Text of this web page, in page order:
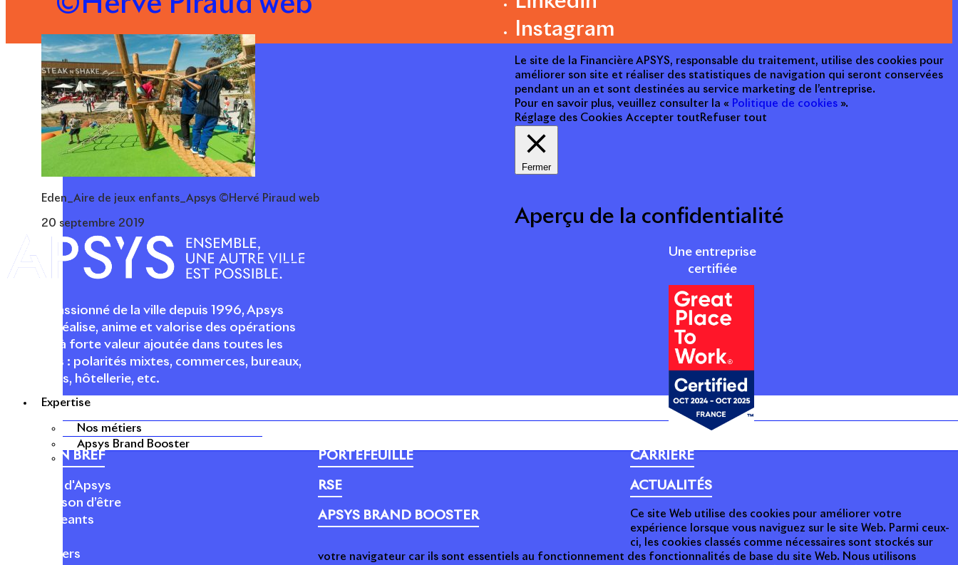
Expertise
Nos métiers
Apsys Brand Booster
Eden_Aire de jeux enfants_Apsys ©Hervé Piraud web
20 septembre 2019
Acteur passionné de la ville depuis 1996, Apsys
conçoit, réalise, anime et valorise des opérations
urbaines à forte valeur ajoutée dans toutes les
fonctions : polarités mixtes, commerces, bureaux,
logements, hôtellerie, etc.
Une entreprise
certifiée
APSYS EN BREF
À propos d'Apsys
Notre raison d’être
Nos dirigeants
Nos métiers
PORTEFEUILLE
RSE
APSYS BRAND BOOSTER
CARRIÈRE
ACTUALITÉS
Instagram
Le site de la Financière APSYS, responsable du traitement, utilise des cookies pour
améliorer son site et réaliser des statistiques de navigation qui seront conservées
pendant un an et sont destinées au service marketing de l’entreprise.
Pour en savoir plus, veuillez consulter la « Politique de cookies ».
Réglage des Cookies Accepter tout Refuser tout
Fermer
Aperçu de la confidentialité
Ce site Web utilise des cookies pour améliorer votre
expérience lorsque vous naviguez sur le site Web. Parmi ceux-
ci, les cookies classés comme nécessaires sont stockés sur
votre navigateur car ils sont essentiels au fonctionnement des fonctionnalités de base du site Web. Nous utilisons